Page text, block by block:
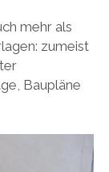
mehr als
zumeist
Baupläne